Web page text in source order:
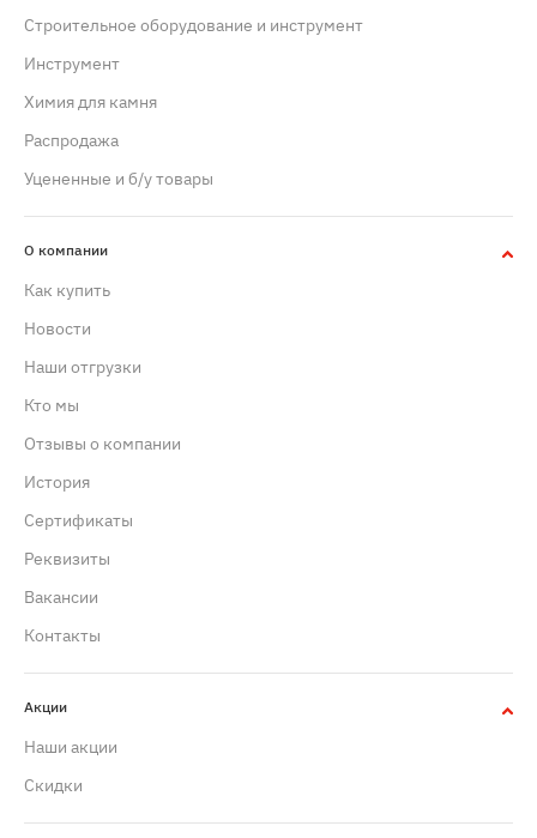
Строительное оборудование и инструмент
Инструмент
Химия для камня
Распродажа
Уцененные и б/у товары
О компании
Как купить
Новости
Наши отгрузки
Кто мы
Отзывы о компании
История
Сертификаты
Реквизиты
Вакансии
Контакты
Акции
Наши акции
Скидки